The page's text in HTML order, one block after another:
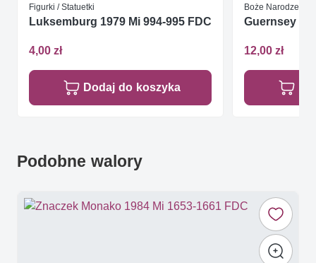
Figurki / Statuetki
Luksemburg 1979 Mi 994-995 FDC
4,00 zł
Dodaj do koszyka
Boże Narodzenie
Guernsey
12,00 zł
Podobne walory